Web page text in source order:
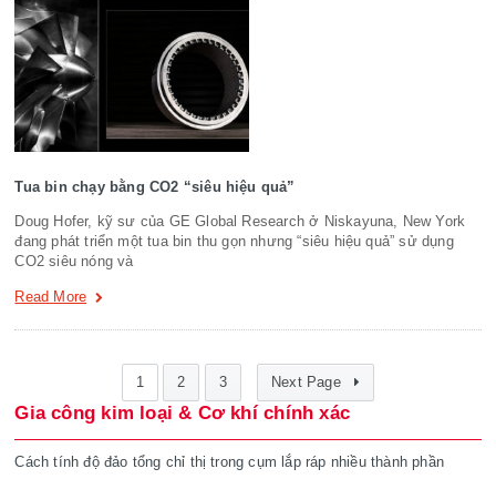
Tua bin chạy bằng CO2 “siêu hiệu quả”
Doug Hofer, kỹ sư của GE Global Research ở Niskayuna, New York
đang phát triển một tua bin thu gọn nhưng “siêu hiệu quả” sử dụng
CO2 siêu nóng và
Read More
1 2 3 Next Page
Gia công kim loại & Cơ khí chính xác
Cách tính độ đảo tổng chỉ thị trong cụm lắp ráp nhiều thành phần